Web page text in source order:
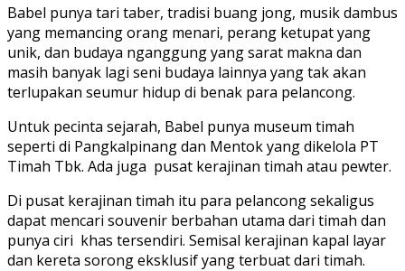
Babel punya tari taber, tradisi buang jong, musik dambus
yang memancing orang menari, perang ketupat yang
unik, dan budaya nganggung yang sarat makna dan
masih banyak lagi seni budaya lainnya yang tak akan
terlupakan seumur hidup di benak para pelancong.
Untuk pecinta sejarah, Babel punya museum timah
seperti di Pangkalpinang dan Mentok yang dikelola PT
Timah Tbk. Ada juga pusat kerajinan timah atau pewter.
Di pusat kerajinan timah itu para pelancong sekaligus
dapat mencari souvenir berbahan utama dari timah dan
punya ciri khas tersendiri. Semisal kerajinan kapal layar
dan kereta sorong eksklusif yang terbuat dari timah.